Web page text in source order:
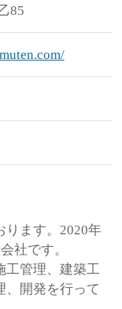
85
ります。2020年
社です。
工管理、建築工
、開発を行って